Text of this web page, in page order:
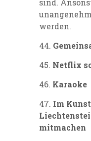
sind.
werden.
44.
45. Netflix
46. Karaoke
47. Im
mitmachen